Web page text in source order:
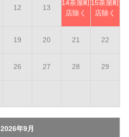
12 13
14茶屋町
店除く
15茶屋町
店除く
19 20 21 22
26 27 28 29
2026年9月